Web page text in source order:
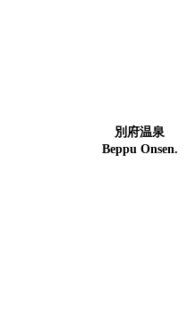
別府温泉
Beppu Onsen.